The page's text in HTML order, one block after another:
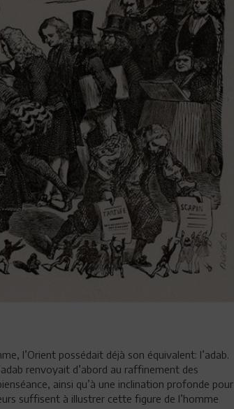
l’Orient possédait déjà son équivalent: l’adab.
renvoyait d’abord au raffinement des
ainsi qu’à une inclination profonde pour
suffisent à illustrer cette figure de l’homme